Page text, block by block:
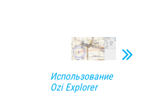
Использование
Ozi Explorer